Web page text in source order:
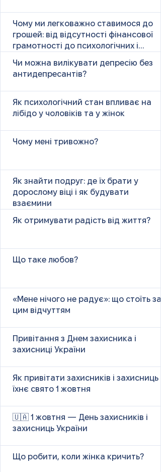
Чому ми легковажно ставимося до
грошей: від відсутності фінансової
грамотності до психологічних і
Чи можна вилікувати депресію без
антидепресантів?
Як психологічний стан впливає на
лібідо у чоловіків та у жінок
Чому мені тривожно?
Як знайти подруг: де їх брати у
дорослому віці і як будувати
взаємини
Як отримувати радість від життя?
Що таке любов?
«Мене нічого не радує»: що стоїть за
цим відчуттям
Привітання з Днем захисника і
захисниці України
Як привітати захисників і захисниць у
їхнє свято 1 жовтня
🇺🇦 1 жовтня — День захисників і
захисниць України
Що робити, коли жінка кричить?